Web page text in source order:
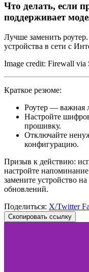
Что делать, если
поддерживает
Лучше заменить
устройства в сети с
Image credit: Firewall via
Краткое резюме:
Роутер — важная
Настройте
прошивку.
Отключайте
конфигурацию.
Призыв к действию:
настройте
замените устройство
обновлений.
Поделиться: X/Twitter
Скопировать ссылку